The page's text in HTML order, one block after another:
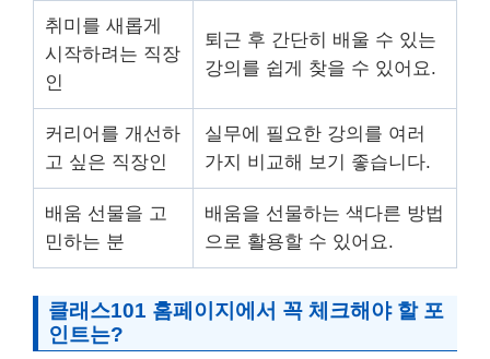
취미를 새롭게
시작하려는 직장
인
퇴근 후 간단히 배울 수 있는
강의를 쉽게 찾을 수 있어요.
커리어를 개선하
고 싶은 직장인
실무에 필요한 강의를 여러
가지 비교해 보기 좋습니다.
배움 선물을 고
민하는 분
배움을 선물하는 색다른 방법
으로 활용할 수 있어요.
클래스101 홈페이지에서 꼭 체크해야 할 포
인트는?